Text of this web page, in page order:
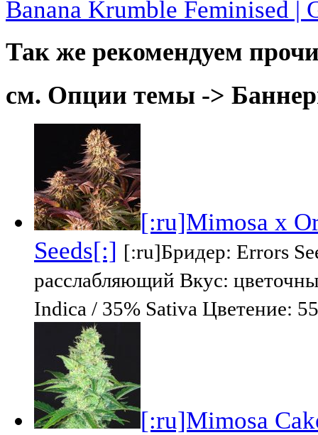
Banana Krumble Feminised |
Так же рекомендуем
см. Опции темы ->
[:ru]Mimosa x
Seeds[:] [:ru]Бридер: Errors
расслабляющий Вкус:
Indica / 35% Sativa Цветение:
[:ru]Mimosa